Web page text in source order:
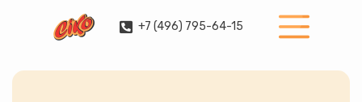
+7 (496) 795-64-15